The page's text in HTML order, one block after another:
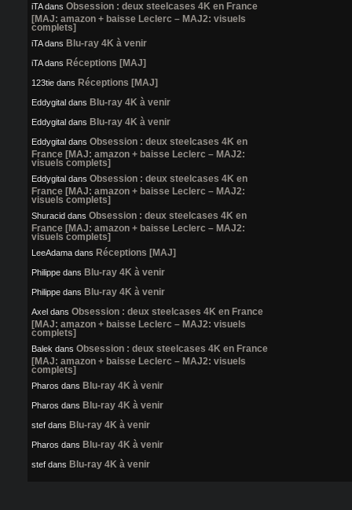
iTAdans Obsession : deux steelcases 4K en France
[MAJ: amazon + baisse Leclerc – MAJ2: visuels
complets]
iTAdans Blu-ray 4K à venir
iTAdans Réceptions [MAJ]
123tie dans Réceptions [MAJ]
Eddygital dans Blu-ray 4K à venir
Eddygital dans Blu-ray 4K à venir
Eddygital dans Obsession : deux steelcases 4K en
France [MAJ: amazon + baisse Leclerc – MAJ2:
visuels complets]
Eddygital dans Obsession : deux steelcases 4K en
France [MAJ: amazon + baisse Leclerc – MAJ2:
visuels complets]
Shuracid dans Obsession : deux steelcases 4K en
France [MAJ: amazon + baisse Leclerc – MAJ2:
visuels complets]
LeeAdama dans Réceptions [MAJ]
Philippe dans Blu-ray 4K à venir
Philippe dans Blu-ray 4K à venir
Axel dans Obsession : deux steelcases 4K en France
[MAJ: amazon + baisse Leclerc – MAJ2: visuels
complets]
Balek dans Obsession : deux steelcases 4K en France
[MAJ: amazon + baisse Leclerc – MAJ2: visuels
complets]
Pharos dans Blu-ray 4K à venir
Pharos dans Blu-ray 4K à venir
stef dans Blu-ray 4K à venir
Pharos dans Blu-ray 4K à venir
stef dans Blu-ray 4K à venir